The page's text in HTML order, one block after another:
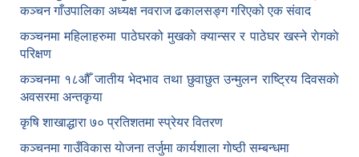
कञ्चन गाँउपालिका अध्यक्ष नवराज ढकालसङ्ग गरिएको एक संवाद
कञ्‍चनमा महिलाहरुमा पाठेघरको मुखकाे क्यान्सर र पाठेघर खस्‍ने राेगकाे
परिक्षण
कञ्‍चनमा १८औँ जातीय भेदभाव तथा छुवाछुत उन्मुलन राष्ट्रिय दिवसकाे
अवसरमा अन्तकृया
कृषि शाखाद्धारा ७० प्रतिशतमा स्प्रेयर वितरण
कञ्‍चनमा गाउँविकास याेजना तर्जुमा कार्यशाला गाेष्ठी सम्बन्धमा